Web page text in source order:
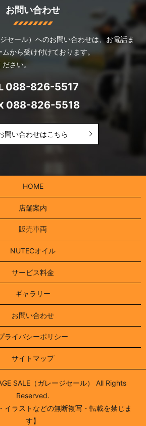
お問い合わせ
セール）へのお問い合わせは、 お電話ま
から受け付けております。
さい。
088-826-5517
088-826-5518
問い合わせはこちら
HOME
店舗案内
販売車両
NUTECオイル
サービス料金
ギャラリー
お問い合わせ
ライバシーポリシー
サイトマップ
SALE（ガレージセール） All Rights
Reserved.
イラストなどの無断複写・転載を禁じま
す】